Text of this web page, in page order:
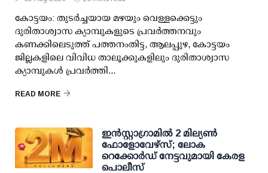
കോട്ടയം: തുടര്‍ച്ചയായ മഴയും വെള്ളക്കെട്ടും
ദുരിതാശ്വാസ ക്യാമ്പുകളുടെ പ്രവര്‍ത്തനവും
കണക്കിലെടുത്ത് പത്തനംതിട്ട, ആലപ്പുഴ, കോട്ടയം
ജില്ലകളിലെ വിവിധ താലൂക്കുകളിലും ദുരിതാശ്വാസ
ക്യാമ്പുകള്‍ പ്രവര്‍ത്തി...
READ MORE
ഇന്‍സ്റ്റാഗ്രാമില്‍ 2 മില്യണ്‍
ഫോളോവേഴ്സ്; ലോക
റെക്കോര്‍ഡ് നേട്ടവുമായി കേരള
പൊലീസ്